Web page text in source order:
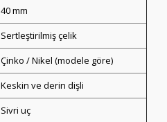
40 mm
Sertleştirilmiş çelik
Çinko / Nikel (modele göre)
Keskin ve derin dişli
Sivri uç